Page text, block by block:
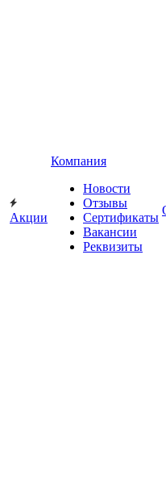
Акции
Компания
Новости
Отзывы
Сертификаты
Вакансии
Реквизиты